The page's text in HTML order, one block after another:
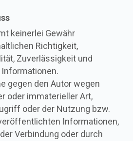
keinerlei Gewähr
Richtigkeit,
Zuverlässigkeit und
gegen den Autor wegen
oder immaterieller Art,
oder der Nutzung bzw.
Informationen,
Verbindung oder durch